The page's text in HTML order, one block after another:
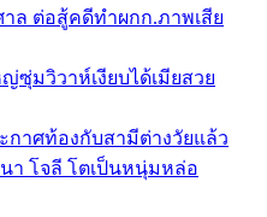
ล ต่อสู้คดีทำผกก.ภาพเสีย
ซุ่มวิวาห์เงียบได้เมียสวย
กาศท้องกับสามีต่างวัยแล้ว
า โจลี โตเป็นหนุ่มหล่อ